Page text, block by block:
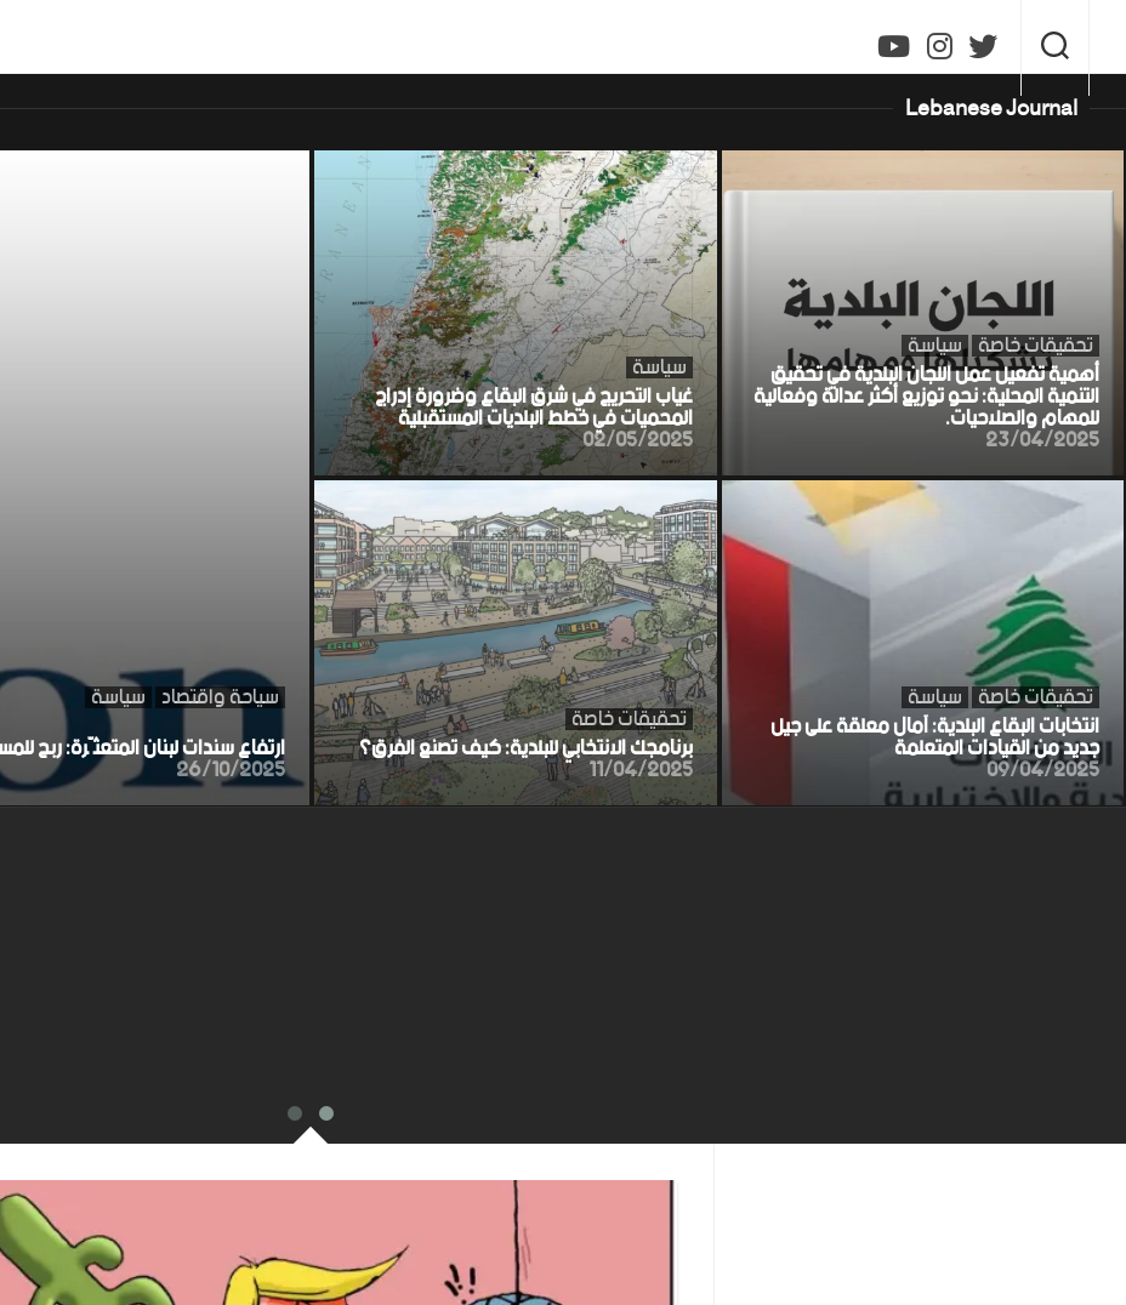
content
Lebanese Journal
سياحة واقتصاد سياسة
ارتفاع سندات لبنان المتعثّرة: ربح
26/10/2025
سياسة
غياب التحريج في شرق البقاع وضرورة إدراج
المحميات في خطط البلديات المستقبلية
02/05/2025
تحقيقات خاصة سياسة
أهمية تفعيل عمل اللجان البلدية في تحقيق
التنمية المحلية: نحو توزيع أكثر عدالة وفعالية
للمهام والصلاحيات.
23/04/2025
تحقيقات خاصة
برنامجك الانتخابي للبلدية: كيف تصنع الفرق؟
11/04/2025
تحقيقات خاصة سياسة
انتخابات البقاع البلدية: آمال معلقة على جيل
جديد من القيادات المتعلمة
09/04/2025